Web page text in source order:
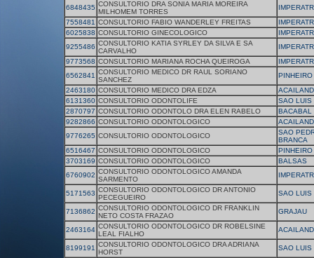
6848435 CONSULTORIO DRA SONIA MARIA MOREIRA
MILHOMEM TORRES
7558481 CONSULTORIO FABIO WANDERLEY FREITAS
6025838 CONSULTORIO GINECOLOGICO
9255486 CONSULTORIO KATIA SYRLEY DA SILVA E SA
CARVALHO
9773568 CONSULTORIO MARIANA ROCHA QUEIROGA
6562841 CONSULTORIO MEDICO DR RAUL SORIANO
SANCHEZ
PINHEIRO
2463180 CONSULTORIO MEDICO DRA EDZA
6131360 CONSULTORIO ODONTOLIFE
SAO LUIS
2870797 CONSULTORIO ODONTOLO DRA ELEN RABELO
BACABAL
9282866 CONSULTORIO ODONTOLOGICO
9776265 CONSULTORIO ODONTOLOGICO
SAO
BRANCA
6516467 CONSULTORIO ODONTOLOGICO
PINHEIRO
3703169 CONSULTORIO ODONTOLOGICO
BALSAS
6760902 CONSULTORIO ODONTOLOGICO AMANDA
SARMENTO
5171563 CONSULTORIO ODONTOLOGICO DR ANTONIO
PECEGUEIRO
SAO LUIS
7136862 CONSULTORIO ODONTOLOGICO DR FRANKLIN
NETO COSTA FRAZAO
GRAJAU
2463164 CONSULTORIO ODONTOLOGICO DR ROBELSINE
LEAL FIALHO
8199191 CONSULTORIO ODONTOLOGICO DRA ADRIANA
HORST
SAO LUIS